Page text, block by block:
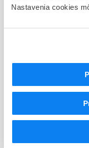
Nastavenia cookies
Typ registračnej
18 - ANTIDIABETICA
Liečivá